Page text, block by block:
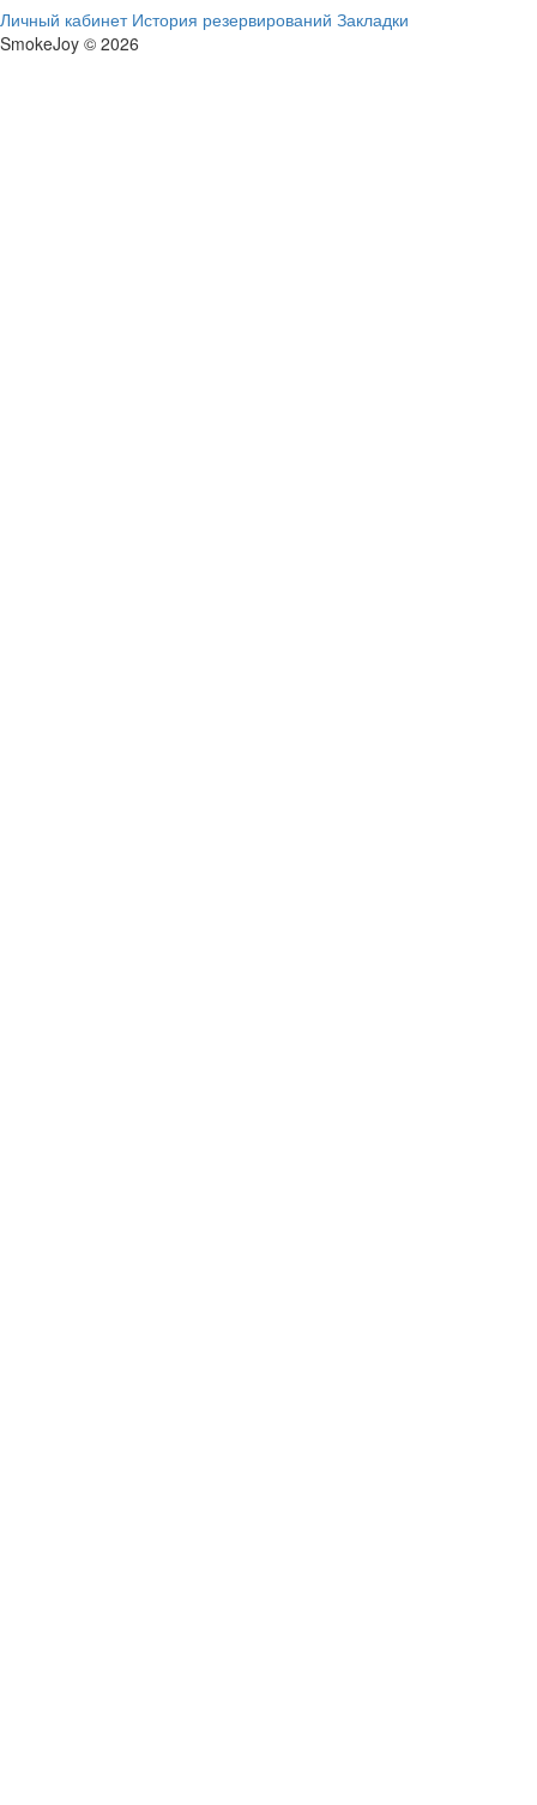
Личный кабинет История резервирований Закладки
SmokeJoy © 2026